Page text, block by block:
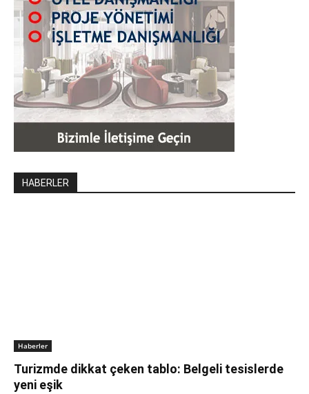
HABERLER
Haberler
Turizmde dikkat çeken tablo: Belgeli tesislerde
yeni eşik